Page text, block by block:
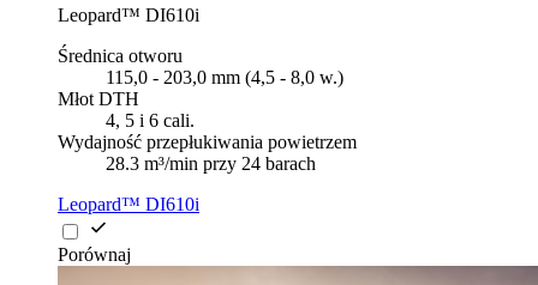
Leopard™ DI610i
Średnica otworu
115,0 - 203,0 mm (4,5 - 8,0 w.)
Młot DTH
4, 5 i 6 cali.
Wydajność przepłukiwania powietrzem
28.3 m³/min przy 24 barach
Leopard™ DI610i
Porównaj